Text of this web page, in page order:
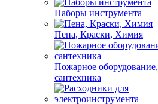
Наборы инструмента
Пена, Краски, Химия
Пожарное оборудование,
сантехника